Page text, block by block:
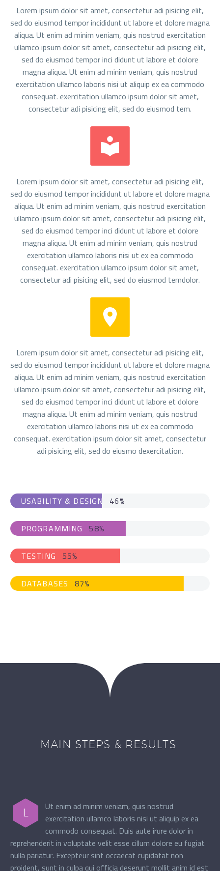
Lorem ipsum dolor sit amet, consectetur adi pisicing elit,
sed do eiusmod tempor incididunt ut labore et dolore magna
aliqua. Ut enim ad minim veniam, quis nostrud exercitation
ullamco ipsum dolor sit amet, consectetur adi pisicing elit,
sed do eiusmod tempor inci didunt ut labore et dolore
magna aliqua. Ut enim ad minim veniam, quis nostrud
exercitation ullamco laboris nisi ut aliquip ex ea commodo
consequat. exercitation ullamco ipsum dolor sit amet,
consectetur adi pisicing elit, sed do eiusmod tem.


Lorem ipsum dolor sit amet, consectetur adi pisicing elit,
sed do eiusmod tempor incididunt ut labore et dolore magna
aliqua. Ut enim ad minim veniam, quis nostrud exercitation
ullamco ipsum dolor sit amet, consectetur adi pisicing elit,
sed do eiusmod tempor inci didunt ut labore et dolore
magna aliqua. Ut enim ad minim veniam, quis nostrud
exercitation ullamco laboris nisi ut ex ea commodo
consequat. exercitation ullamco ipsum dolor sit amet,
consectetur adi pisicing elit, sed do eiusmod temdolor.


Lorem ipsum dolor sit amet, consectetur adi pisicing elit,
sed do eiusmod tempor incididunt ut labore et dolore magna
aliqua. Ut enim ad minim veniam, quis nostrud exercitation
ullamco ipsum dolor sit amet, consectetur adi pisicing elit,
sed do eiusmod tempor inci didunt ut labore et dolore
magna aliqua. Ut enim ad minim veniam, quis nostrud
exercitation ullamco laboris nisi ut ex ea commodo
consequat. exercitation ipsum dolor sit amet, consectetur
adi pisicing elit, sed do eiusmo dexercitation.
USABILITY & DESIGN 46%
PROGRAMMING 58%
TESTING 55%
DATABASES 87%
MAIN STEPS & RESULTS
L
Ut enim ad minim veniam, quis nostrud
exercitation ullamco laboris nisi ut aliquip ex ea
commodo consequat. Duis aute irure dolor in
reprehenderit in voluptate velit esse cillum dolore eu fugiat
nulla pariatur. Excepteur sint occaecat cupidatat non
proident, sunt in culpa qui officia deserunt mollit anim id est